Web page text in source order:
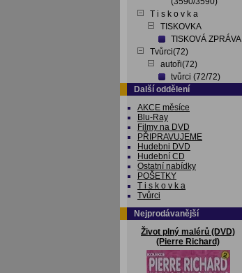
T i s k o v k a
TISKOVKA
TISKOVÁ ZPRÁVA
Tvůrci(72)
autoři(72)
tvůrci (72/72)
Další oddělení
AKCE měsíce
Blu-Ray
Filmy na DVD
PŘIPRAVUJEME
Hudebni DVD
Hudební CD
Ostatní nabídky
POŠETKY
T i s k o v k a
Tvůrci
Nejprodávanější
Život plný malérů (DVD)
(Pierre Richard)